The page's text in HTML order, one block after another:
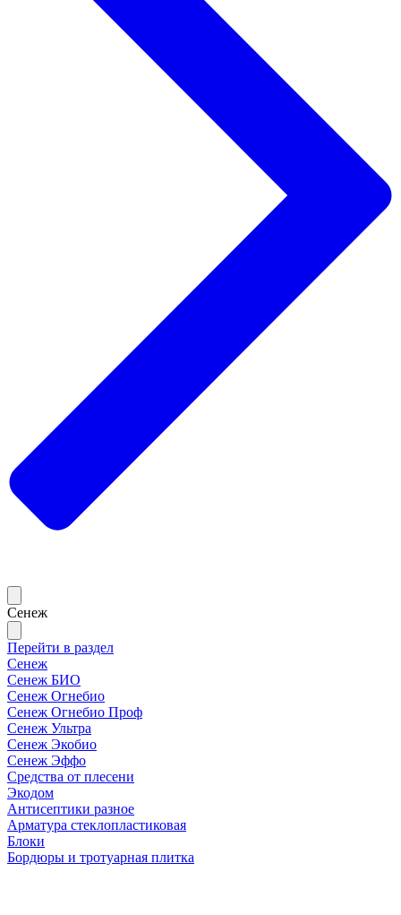
Сенеж
Перейти в раздел
Сенеж
Сенеж БИО
Сенеж Огнебио
Сенеж Огнебио Проф
Сенеж Ультра
Сенеж Экобио
Сенеж Эффо
Средства от плесени
Экодом
Антисептики разное
Арматура стеклопластиковая
Блоки
Бордюры и тротуарная плитка